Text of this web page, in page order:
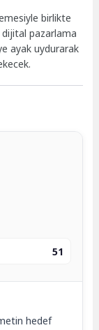
birlikte
dijital pazarlama
ayak uydurarak
51
hedef